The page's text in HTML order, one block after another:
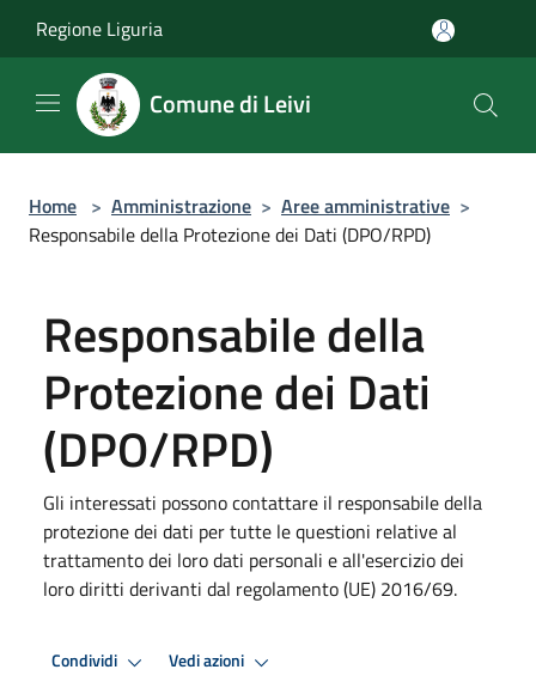
Regione Liguria
Comune di Leivi
Home > Amministrazione > Aree amministrative >
Responsabile della Protezione dei Dati (DPO/RPD)
Responsabile della
Protezione dei Dati
(DPO/RPD)
Gli interessati possono contattare il responsabile della
protezione dei dati per tutte le questioni relative al
trattamento dei loro dati personali e all'esercizio dei
loro diritti derivanti dal regolamento (UE) 2016/69.
Condividi Vedi azioni